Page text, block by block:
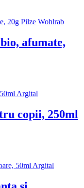
afumate,
copii, 250ml